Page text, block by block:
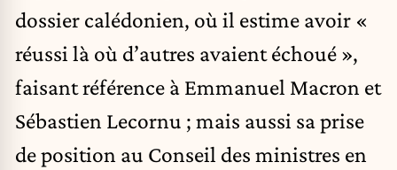
dossier calédonien, où il estime avoir «
réussi là où d’autres avaient échoué »,
faisant référence à Emmanuel Macron et
Sébastien Lecornu ; mais aussi sa prise
de position au Conseil des ministres en